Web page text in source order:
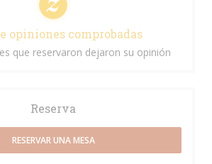
opiniones comprobadas
que reservaron dejaron su opinión
Reserva
RESERVAR UNA MESA